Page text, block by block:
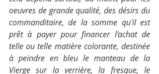
oeuvres de grande qualité, des désirs du
commanditaire, de la somme qu'il est
prêt à payer pour financer l'achat de
telle ou telle matière colorante, destinée
à peindre en bleu le manteau de la
Vierge sur la verrière, la fresque, le